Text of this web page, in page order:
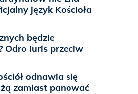
język Kościoła
będzie
Odro Iuris przeciw
odnawia się
zamiast panować